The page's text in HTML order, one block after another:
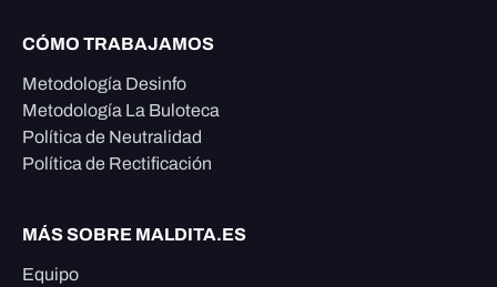
CÓMO TRABAJAMOS
Metodología Desinfo
Metodología La Buloteca
Política de Neutralidad
Política de Rectificación
MÁS SOBRE MALDITA.ES
Equipo